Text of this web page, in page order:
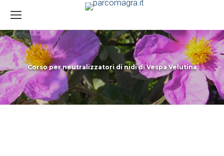
Corso per neutralizzatori di nidi di Vespa Velutina
You are here: